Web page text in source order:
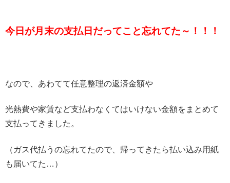
今日が月末の支払日だってこと忘れてた～！！！
なので、あわてて任意整理の返済金額や
光熱費や家賃など支払わなくてはいけない金額をまとめて
支払ってきました。
（ガス代払うの忘れてたので、帰ってきたら払い込み用紙
も届いてた…）